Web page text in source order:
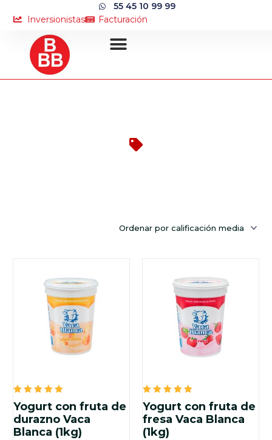
55 45 10 99 99
Inversionistas
Facturación
Valorado
en
5.00
de 5
Yogurt con fruta de
durazno Vaca
Blanca (1kg)
Valorado
en
5.00
de 5
Yogurt con fruta de
fresa Vaca Blanca
(1kg)